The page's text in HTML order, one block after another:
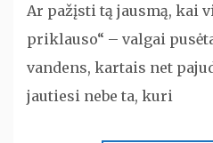
Ar pažįsti tą jausmą, kai
priklauso“ – valgai
vandens, kartais net
jautiesi nebe ta, kuri